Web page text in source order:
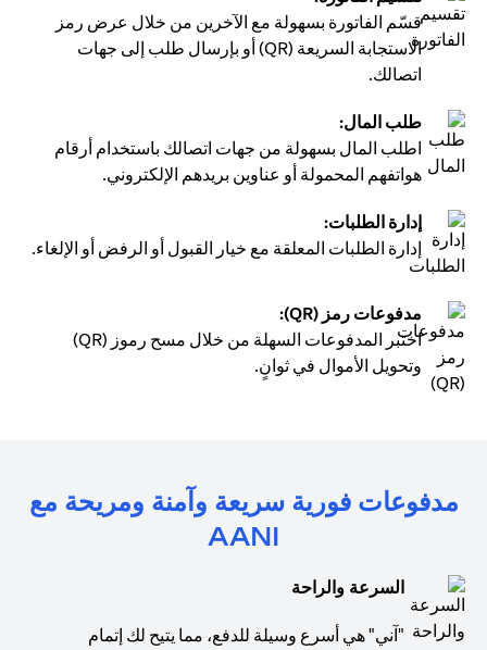
قسّم الفاتورة بسهولة مع الآخرين من خلال عرض رمز
الاستجابة السريعة (QR) أو بإرسال طلب إلى جهات
اتصالك.
طلب المال:
اطلب المال بسهولة من جهات اتصالك باستخدام أرقام
هواتفهم المحمولة أو عناوين بريدهم الإلكتروني.
إدارة الطلبات:
إدارة الطلبات المعلقة مع خيار القبول أو الرفض أو الإلغاء.
مدفوعات رمز (QR):
اختبر المدفوعات السهلة من خلال مسح رموز (QR)
وتحويل الأموال في ثوانٍ.
مدفوعات فورية سريعة وآمنة ومريحة مع
AANI
السرعة والراحة
"آني" هي أسرع وسيلة للدفع، مما يتيح لك إتمام